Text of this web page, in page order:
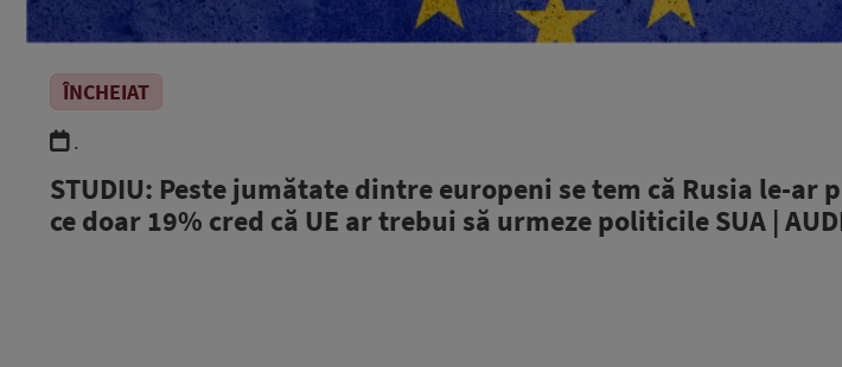
ÎNCHEIAT
.
STUDIU: Peste jumătate dintre europeni se tem că Rusia le-ar
ce doar 19% cred că UE ar trebui să urmeze politicile SUA |